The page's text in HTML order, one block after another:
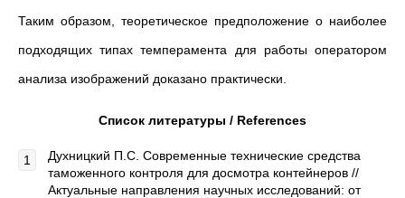
Таким образом, теоретическое предположение о наиболее
подходящих типах темперамента для работы оператором
анализа изображений доказано практически.
Список литературы / References
Духницкий П.С. Современные технические средства
таможенного контроля для досмотра контейнеров //
Актуальные направления научных исследований: от